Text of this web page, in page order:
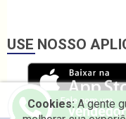
USE NOSSO
Cookies:A gente